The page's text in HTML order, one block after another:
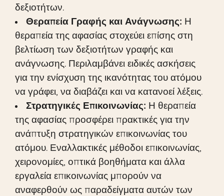
δεξιοτήτων.
Θεραπεία Γραφής και Ανάγνωσης: Η
θεραπεία της αφασίας στοχεύει επίσης στη
βελτίωση των δεξιοτήτων γραφής και
ανάγνωσης. Περιλαμβάνει ειδικές ασκήσεις
για την ενίσχυση της ικανότητας του ατόμου
να γράφει, να διαβάζει και να κατανοεί λέξεις.
Στρατηγικές Επικοινωνίας: Η θεραπεία
της αφασίας προσφέρει πρακτικές για την
ανάπτυξη στρατηγικών επικοινωνίας του
ατόμου. Εναλλακτικές μέθοδοι επικοινωνίας,
χειρονομίες, οπτικά βοηθήματα και άλλα
εργαλεία επικοινωνίας μπορούν να
αναφερθούν ως παραδείγματα αυτών των